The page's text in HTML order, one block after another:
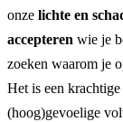
onze lichte en
accepteren wie je
zoeken waarom je
Het is een
(hoog)gevoelige